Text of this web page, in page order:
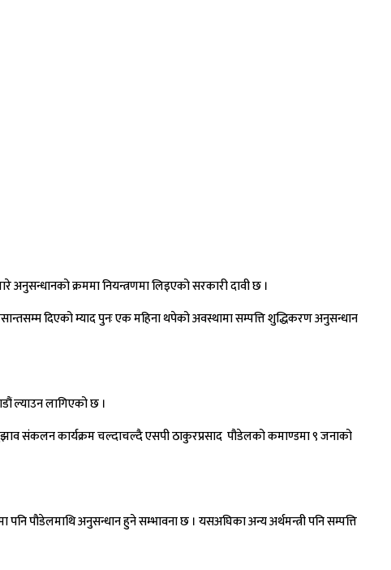
अनुसन्धानको क्रममा नियन्त्रणमा लिइएको सरकारी दावी छ ।
दिएको म्याद पुनः एक महिना थपेको अवस्थामा सम्पत्ति शुद्धिकरण अनुसन्धान
ल्याउन लागिएको छ ।
संकलन कार्यक्रम चल्दाचल्दै एसपी ठाकुरप्रसाद पौडेलको कमाण्डमा ९ जनाको
पौडेलमाथि अनुसन्धान हुने सम्भावना छ । यसअघिका अन्य अर्थमन्त्री पनि सम्पत्ति